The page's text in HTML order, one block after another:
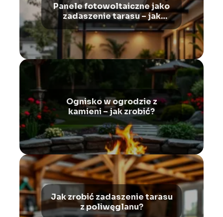
Panele fotowoltaiczne jako
zadaszenie tarasu – jak
zrobić?
Ognisko w ogrodzie z
kamieni – jak zrobić?
Jak zrobić zadaszenie tarasu
z poliwęglanu?